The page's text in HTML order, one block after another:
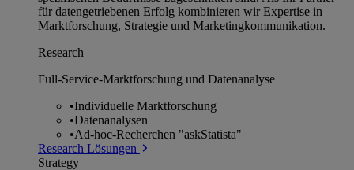
für datengetriebenen Erfolg kombinieren wir Expertise in
Marktforschung, Strategie und Marketingkommunikation.
Research
Full-Service-Marktforschung und Datenanalyse
•Individuelle Marktforschung
•Datenanalysen
•Ad-hoc-Recherchen "askStatista"
Research Lösungen
Strategy